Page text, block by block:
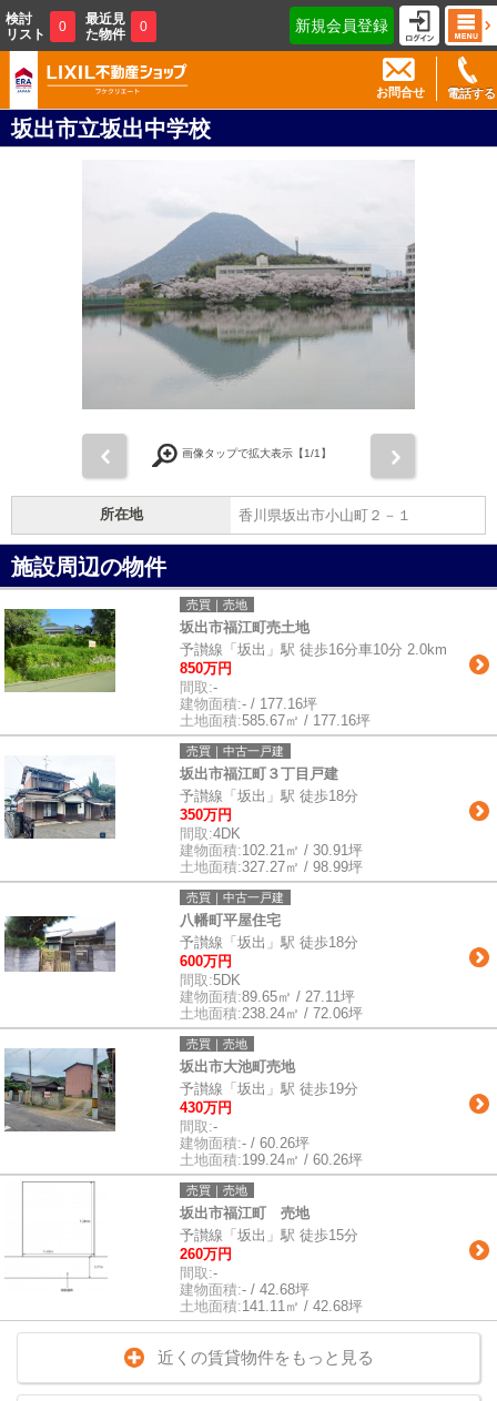
検討
リスト
0
最近見
た物件
0 新規会員登録
電話する
お問合せ
坂出市立坂出中学校
画像タップで拡大表示【1/1】
所在地 香川県坂出市小山町２－１
施設周辺の物件
売買｜売地
坂出市福江町売土地
予讃線「坂出」駅 徒歩16分車10分 2.0km
850万円
間取:-
建物面積:- / 177.16坪
土地面積:585.67㎡ / 177.16坪
売買｜中古一戸建
坂出市福江町３丁目戸建
予讃線「坂出」駅 徒歩18分
350万円
間取:4DK
建物面積:102.21㎡ / 30.91坪
土地面積:327.27㎡ / 98.99坪
売買｜中古一戸建
八幡町平屋住宅
予讃線「坂出」駅 徒歩18分
600万円
間取:5DK
建物面積:89.65㎡ / 27.11坪
土地面積:238.24㎡ / 72.06坪
売買｜売地
坂出市大池町売地
予讃線「坂出」駅 徒歩19分
430万円
間取:-
建物面積:- / 60.26坪
土地面積:199.24㎡ / 60.26坪
売買｜売地
坂出市福江町 売地
予讃線「坂出」駅 徒歩15分
260万円
間取:-
建物面積:- / 42.68坪
土地面積:141.11㎡ / 42.68坪
近くの賃貸物件をもっと見る